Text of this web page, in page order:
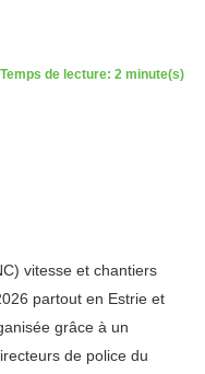
Temps de lecture: 2 minute(s)
vitesse et chantiers
partout en Estrie et
grâce à un
de police du